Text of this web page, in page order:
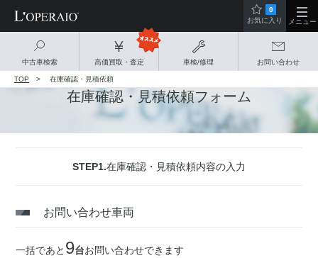
中古車検索 高価買取・査定 車検/修理 お問い合わせ
0
お気に入り
メニュー
TOP 在庫確認・見積依頼
在庫確認・見積依頼フォーム
STEP1.在庫確認・見積依頼内容の入力
お問い合わせ車両
一括であと 9台お問い合わせできます